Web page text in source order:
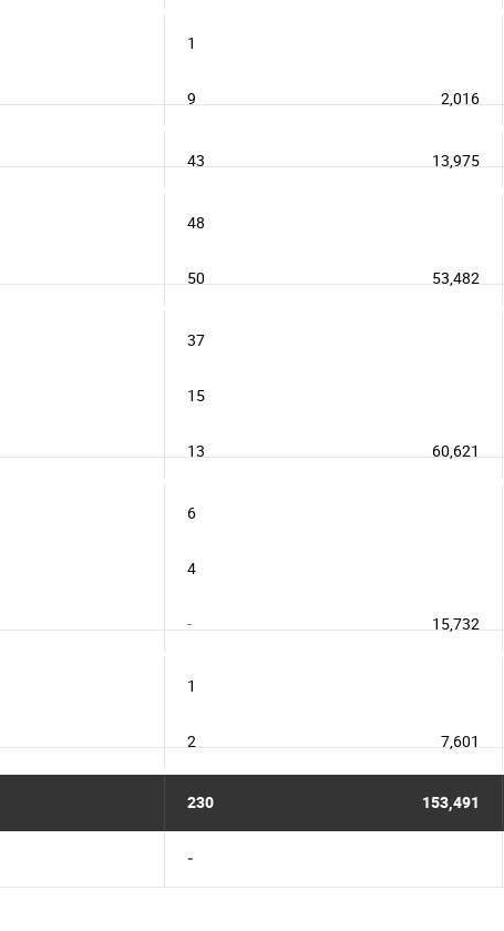
1
9 2,016
43 13,975
48
50 53,482
37
15
13 60,621
6
4
- 15,732
1
2 7,601
230 153,491
-